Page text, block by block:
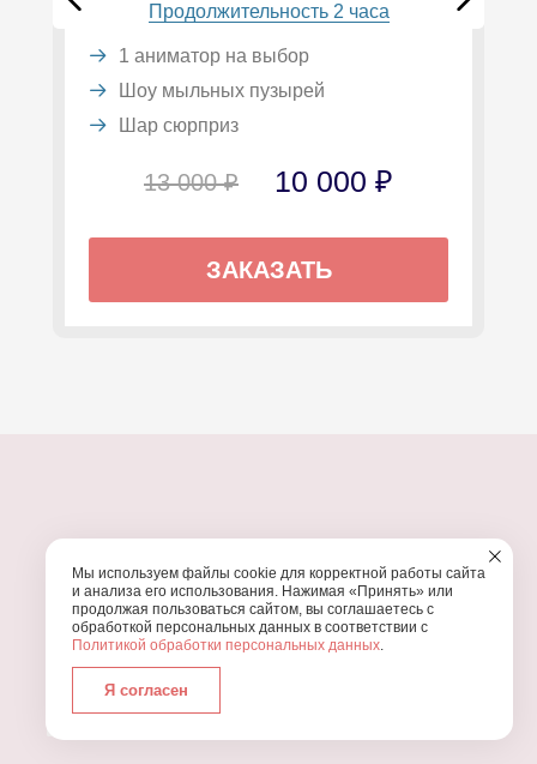
Продолжительность 2 часа
1 аниматор на выбор
Шоу мыльных пузырей
Шар сюрприз
13 000 ₽ 10 000 ₽
ЗАКАЗАТЬ
УЗНАЙТЕ, ПОЧЕМУ ПРОВЕДЕНИЕВАШЕГО
ПРАЗДНИКА СТОИТ ДОВЕРИТЬ НАМ
Работаем с 2016 года
Мы используем файлы cookie для корректной работы сайта
и анализа его использования. Нажимая «Принять» или
продолжая пользоваться сайтом, вы соглашаетесь с
обработкой персональных данных в соответствии с
Политикой обработки персональных данных.
Я согласен